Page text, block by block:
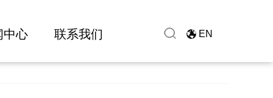
中心 联系我们 EN